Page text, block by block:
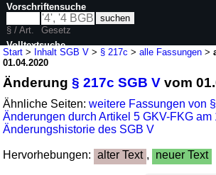
Start > Inhalt SGB V > § 217c >alle Fassungen >
01.04.2020
Änderung§ 217c SGB V vom
Ähnliche Seiten:weitere Fassungen von
Änderungen durch Artikel 5 GKV-FKG am
Änderungshistorie des SGB V
Hervorhebungen: alter Text , neuer Text
Vorschriftensuche
§ / Art.
Gesetz
Volltextsuche